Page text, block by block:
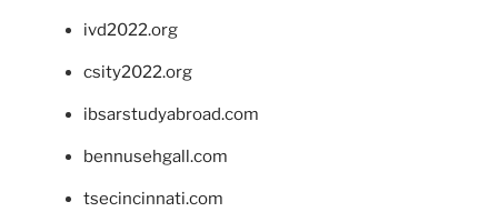
ivd2022.org
csity2022.org
ibsarstudyabroad.com
bennusehgall.com
tsecincinnati.com